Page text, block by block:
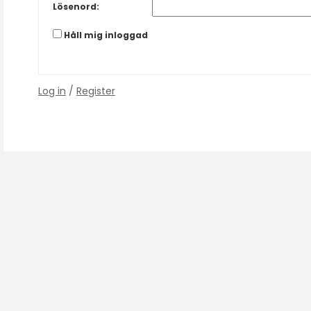
Lösenord:
Håll mig inloggad
Log in / Register